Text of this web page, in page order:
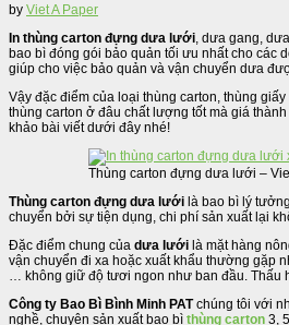
by Viet A Paper
In thùng carton đựng dưa lưới, dưa gang,
bao bì đóng gói bảo quản tối ưu nhất cho các
giúp cho việc bảo quản và vận chuyển dưa
Vậy đặc điểm của loại thùng carton, thùng
thùng carton ở đâu chất lượng tốt mà giá
khảo bài viết dưới đây nhé!
Thùng carton đựng dưa lưới –
Thùng carton đựng dưa lưới là bao bì lý
chuyển bởi sự tiện dụng, chi phí sản xuất lại
Đặc điểm chung của dưa lưới là mặt hàng
vận chuyển đi xa hoặc xuất khẩu thường gặp
… không giữ độ tươi ngon như ban đầu. Thấu
Công ty Bao Bì Bình Minh PATchúng tôi với
nghề, chuyên sản xuất bao bì thùng carton 3,